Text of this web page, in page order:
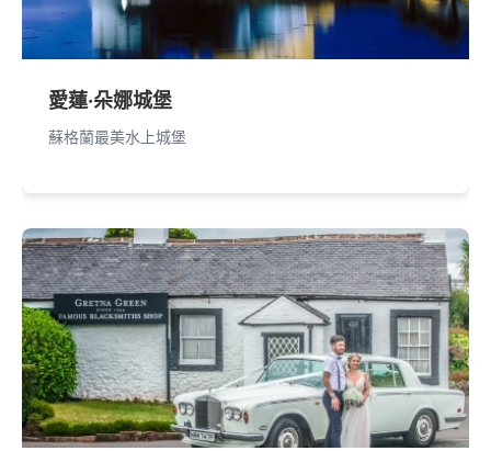
愛蓮·朵娜城堡
蘇格蘭最美水上城堡